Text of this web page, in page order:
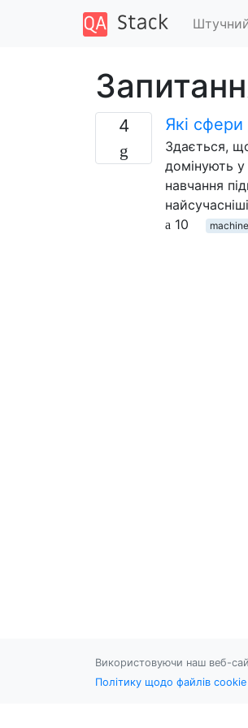
4 Які
Здається,
домінують у
навчання
10
Використовуючи наш веб-
Політику щодо файлів cookie